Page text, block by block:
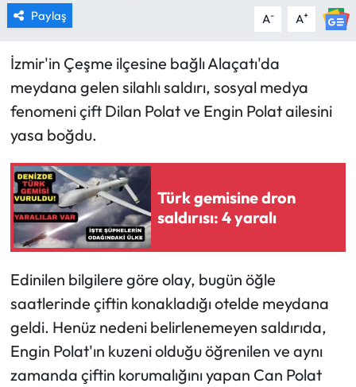
Paylaş A- A+
İzmir'in Çeşme ilçesine bağlı Alaçatı'da
meydana gelen silahlı saldırı, sosyal medya
fenomeni çift Dilan Polat ve Engin Polat ailesini
yasa boğdu.
Türk gemisine dron
saldırısı: 4 yaralı
Edinilen bilgilere göre olay, bugün öğle
saatlerinde çiftin konakladığı otelde meydana
geldi. Henüz nedeni belirlenemeyen saldırıda,
Engin Polat'ın kuzeni olduğu öğrenilen ve aynı
zamanda çiftin korumalığını yapan Can Polat
HABER İLAN